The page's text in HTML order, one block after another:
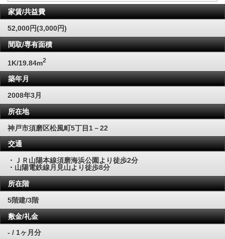
家賃/共益費
52,000円(3,000円)
間取/専有面積
1K/19.84m2
築年月
2008年3月
所在地
神戸市須磨区松風町5丁目1－22
交通
・ＪＲ山陽本線須磨海浜公園より徒歩2分
・山陽電鉄線月見山より徒歩8分
所在階
5階建/3階
敷金/礼金
- / 1ヶ月分